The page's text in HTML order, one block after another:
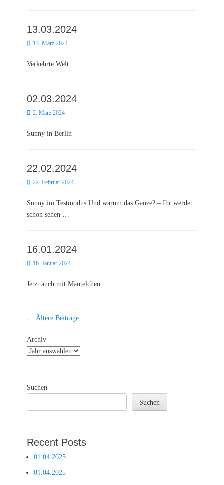
13.03.2024
Posted
13. März 2024
Verkehrte Welt:
02.03.2024
Posted
2. März 2024
Sunny in Berlin
22.02.2024
Posted
22. Februar 2024
Sunny im Testmodus Und warum das Ganze? – Ihr werdet
schon sehen …
16.01.2024
Posted
16. Januar 2024
Jetzt auch mit Mäntelchen:
Beitragsnavigation
← Ältere Beiträge
Archiv
Suchen
Suchen
Recent Posts
01.04.2025
01.04.2025